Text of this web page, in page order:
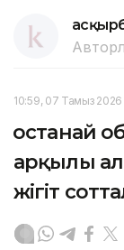
10:59, 07 Тамыз 2026
Қостанай
арқылы
жігіт